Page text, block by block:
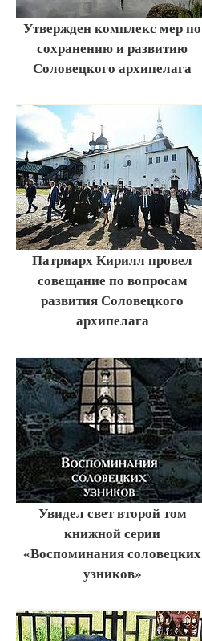
Утвержден комплекс мер по
сохранению и развитию
Соловецкого архипелага
Патриарх Кирилл провел
совещание по вопросам
развития Соловецкого
архипелага
Увидел свет второй том
книжной серии
«Воспоминания соловецких
узников»